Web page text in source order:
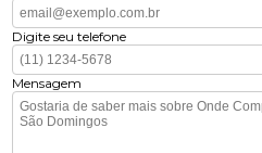
Digite seu telefone
Mensagem